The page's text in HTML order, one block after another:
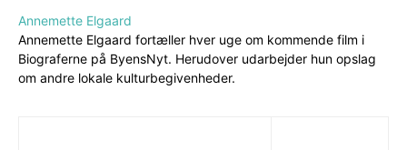
Annemette Elgaard
Annemette Elgaard fortæller hver uge om kommende film i
Biograferne på ByensNyt. Herudover udarbejder hun opslag
om andre lokale kulturbegivenheder.